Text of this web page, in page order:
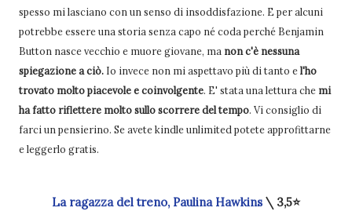
spesso mi lasciano con un senso di insoddisfazione. E per alcuni
potrebbe essere una storia senza capo né coda perché Benjamin
Button nasce vecchio e muore giovane, ma non c'è nessuna
spiegazione a ciò. Io invece non mi aspettavo più di tanto el'ho
trovato molto piacevole e coinvolgente. E' stata una lettura che mi
ha fatto riflettere molto sullo scorrere del tempo. Vi consiglio di
farci un pensierino. Se avete kindle unlimited potete approfittarne
e leggerlo gratis.
La ragazza del treno, Paulina Hawkins \ 3,5⭐